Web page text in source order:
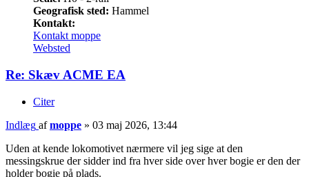
Geografisk sted: Hammel
Kontakt:
Kontakt moppe
Websted
Re: Skæv ACME EA
Citer
Indlæg afmoppe » 03 maj 2026, 13:44
Uden at kende lokomotivet nærmere vil jeg sige at den
messingskrue der sidder ind fra hver side over hver bogie er den der
holder bogie på plads.